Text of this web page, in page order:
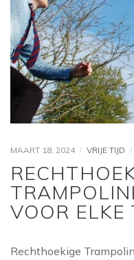
MAART 18, 2024 VRIJE TIJD
VOOR ELKE
Rechthoekige